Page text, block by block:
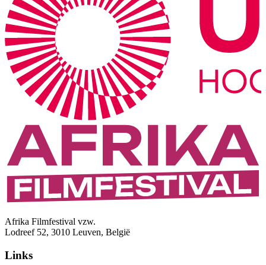
Afrika Filmfestival vzw.
Lodreef 52, 3010 Leuven, België
Links